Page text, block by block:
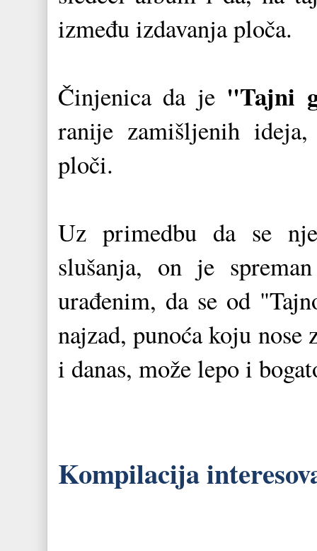
između izdavanja ploča.
Činjenica da je "Tajni
ranije zamišljenih
ploči.
Uz primedbu da se
slušanja, on je
urađenim, da se od
najzad, punoća koju nose
i danas, može lepo i
Kompilacija